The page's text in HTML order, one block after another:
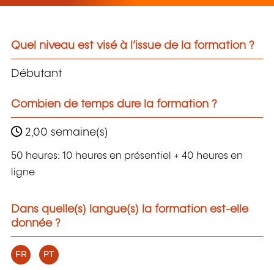
Quel niveau est visé à l’issue de la formation ?
Débutant
Combien de temps dure la formation ?
2,00 semaine(s)
50 heures: 10 heures en présentiel + 40 heures en
ligne
Dans quelle(s) langue(s) la formation est-elle
donnée ?
FR PT